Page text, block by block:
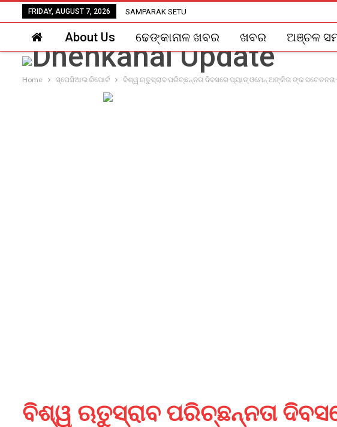
FRIDAY, AUGUST 7, 2026 SAMPARAK SETU
About Us ଢେଙ୍କାନାଳ ଖବର ଖବର ଅଞ୍ଚଳ
Home ସ୍ପେସିଆଲ ରିପୋର୍ଟ ବିଶ୍ୱ ଋତୁସ୍ରାବ ପରିଚ୍ଛନ୍ନତା ଦିବସରେ ପ୍ୟାଡ୍ ଓମେନ୍ ଅଙ୍କିତା ଙ୍କ ସଚେତନତା
ବିଶ୍ୱ ଋତୁସ୍ରାବ ପରିଚ୍ଛନ୍ନତା